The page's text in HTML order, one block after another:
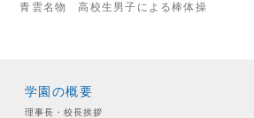
青雲名物 高校生男子による棒体操
学園の概要
理事長・校長挨拶